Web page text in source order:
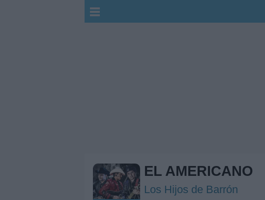
EL AMERICANO
Los Hijos de Barrón